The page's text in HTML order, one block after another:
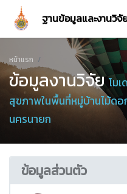
ฐานข้อมูลและงานวิจั
หน้าแรก
ข้อมูลงานวิจัยโม
สุขภาพในพื้นที่หมู่บ้านไม้ดอ
นครนายก
ข้อมูลส่วนตัว